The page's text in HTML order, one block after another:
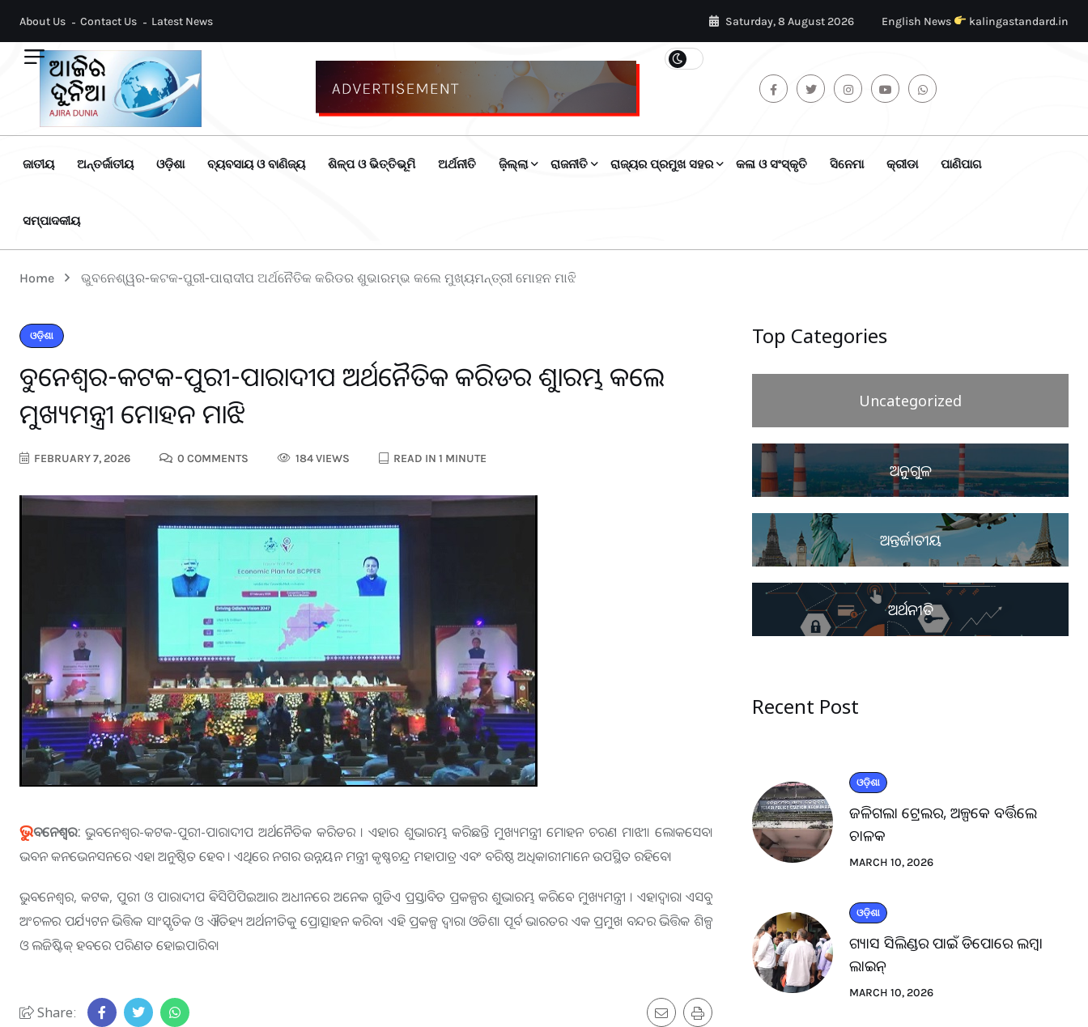
About Us Contact Us Latest News Saturday, 8 August 2026 English News kalingastandard.in
ଜାତୀୟ ଅନ୍ତର୍ଜାତୀୟ ଓଡ଼ିଶା ବ୍ୟବସାୟ ଓ ବାଣିଜ୍ୟ ଶିଳ୍ପ ଓ ଭିତ୍ତିଭୂମି ଅର୍ଥନୀତି ଜ଼ିଲ୍ଲା ରାଜନୀତି ରାଜ୍ୟର ପ୍ରମୁଖ ସହର କଳା ଓ ସଂସ୍କୃତି ସିନେମା କ୍ରୀଡା ପାଣିପାଗ
ସମ୍ପାଦକୀୟ
Home ଭୁବନେଶ୍ୱର-କଟକ-ପୁରୀ-ପାରାଦୀପ ଅର୍ଥନୈତିକ କରିଡର ଶୁଭାରମ୍ଭ କଲେ ମୁଖ୍ୟମନ୍ତ୍ରୀ ମୋହନ ମାଝି
ଓଡ଼ିଶା
ଭୁବନେଶ୍ୱର-କଟକ-ପୁରୀ-ପାରାଦୀପ ଅର୍ଥନୈତିକ କରିଡର ଶୁଭାରମ୍ଭ କଲେ
ମୁଖ୍ୟମନ୍ତ୍ରୀ ମୋହନ ମାଝି
FEBRUARY 7, 2026 0 COMMENTS 184 VIEWS READ IN 1 MINUTE
ଭୁବନେଶ୍ବର: ଭୁବନେଶ୍ୱର-କଟକ-ପୁରୀ-ପାରାଦୀପ ଅର୍ଥନୈତିକ କରିଡର । ଏହାର ଶୁଭାରମ୍ଭ କରିଛନ୍ତି ମୁଖ୍ୟମନ୍ତ୍ରୀ ମୋହନ ଚରଣ ମାଝୀ। ଲୋକସେବା
ଭବନ କନଭେନସନରେ ଏହା ଅନୁଷ୍ଠିତ ହେବ । ଏଥିରେ ନଗର ଉନ୍ନୟନ ମନ୍ତ୍ରୀ କୃଷ୍ଣଚନ୍ଦ୍ର ମହାପାତ୍ର ଏବଂ ବରିଷ୍ଠ ଅଧିକାରୀମାନେ ଉପସ୍ଥିତ ରହିବେ।
ଭୁବନେଶ୍ୱର, କଟକ, ପୁରୀ ଓ ପାରାଦୀପ ଵିସିପିପିଇଆର ଅଧୀନରେ ଅନେକ ଗୁଡିଏ ପ୍ରସ୍ତାବିତ ପ୍ରକଳ୍ପର ଶୁଭାରମ୍ଭ କରିବେ ମୁଖ୍ୟମନ୍ତ୍ରୀ । ଏହାଦ୍ୱାରା ଏସବୁ
ଅଂଚଳର ପର୍ଯ୍ୟଟନ ଭିତ୍ତିକ ସାଂସ୍କୃତିକ ଓ ଐତିହ୍ୟ ଅର୍ଥନୀତିକୁ ପ୍ରୋତ୍ସାହନ କରିବ। ଏହି ପ୍ରକଳ୍ପ ଦ୍ଵାରା ଓଡିଶା ପୂର୍ବ ଭାରତର ଏକ ପ୍ରମୁଖ ବନ୍ଦର ଭିତ୍ତିକ ଶିଳ୍ପ
ଓ ଲଜିଷ୍ଟିକ୍ ହବରେ ପରିଣତ ହୋଇପାରିବ।
Share:
Top Categories
Uncategorized
ଅନୁଗୁଳ
ଅନ୍ତର୍ଜାତୀୟ
ଅର୍ଥନୀତି
Recent Post
ଓଡ଼ିଶା
ଜଳିଗଲା ଟ୍ରେଲର, ଅଳ୍ପକେ ବର୍ତ୍ତିଲେ
ଚାଳକ
MARCH 10, 2026
ଓଡ଼ିଶା
ଗ୍ୟାସ ସିଲିଣ୍ଡର ପାଇଁ ଡିପୋରେ ଲମ୍ବା
ଲାଇନ୍
MARCH 10, 2026